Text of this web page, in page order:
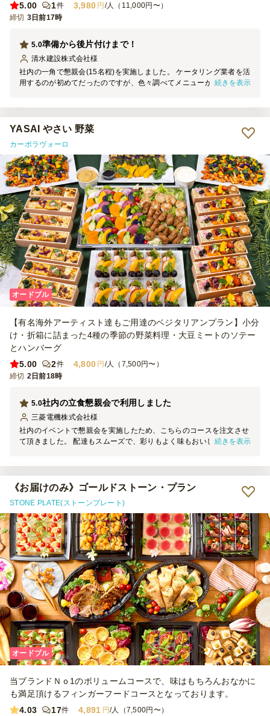
5.00
1件 3,980 円 /人（11,000円〜）
締切 3日前17時
準備から後片付けまで！
5.0
清水建設株式会社様
社内の一角で懇親会(15名程)を実施しました。 ケータリング業者を活
用するのが初めてだったのですが、色々調べてメニューがたくさんあ
など)簡単な資料をメールでお送りしたこともよかったのか、お料理
の配膳やちょっとした飾りつけ(テーブルクロスと造花)もあり、当日
は問題なく開始できました。 片付けも非常にスムーズで、２０～３
０分程で完了しました。常駐のスタッフも丁寧な接客で、また機会が
あればこちらに依頼したいと思いました。 誠にありがとうございま
した。
続きを表示
YASAI やさい 野菜
カーポラヴォーロ
オードブル
【有名海外アーティスト達もご用達のベジタリアンプラン】小分
け・折箱に詰まった4種の季節の野菜料理・大豆ミートのソテー
とハンバーグ
5.00
2件 4,800 円 /人（7,500円〜）
締切 2日前18時
社内の立食懇親会で利用しました
5.0
三菱電機株式会社様
社内のイベントで懇親会を実施したため、こちらのコースを注文させ
て頂きました。 配達もスムーズで、彩りもよく味もおいしかったで
って喜んで食べてくれました。 またぜひお願いしたいと思います。
続きを表示
《お届けのみ》ゴールドストーン・プラン
STONE PLATE(ストーンプレート)
オードブル
当ブランドＮｏ1のボリュームコースで、味はもちろんおなかに
も満足頂けるフィンガーフードコースとなっております。
4.03
17件 4,891 円/人（7,500円〜）